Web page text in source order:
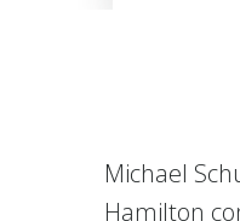
Michael
Hamilton